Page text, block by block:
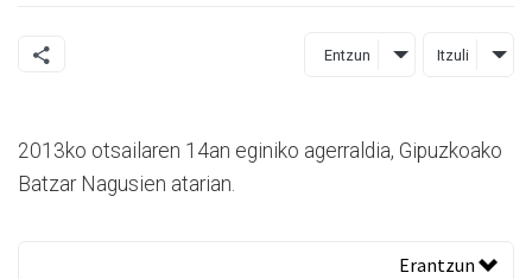
Entzun Itzuli
2013ko otsailaren 14an eginiko agerraldia, Gipuzkoako
Batzar Nagusien atarian.
Erantzun